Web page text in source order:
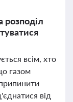
всім, хто
газом
від